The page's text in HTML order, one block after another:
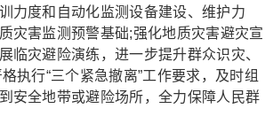
力度和自动化监测设备建设、维护力
灾害监测预警基础;强化地质灾害避灾宣
临灾避险演练，进一步提升群众识灾、
执行“三个紧急撤离”工作要求，及时组
安全地带或避险场所，全力保障人民群